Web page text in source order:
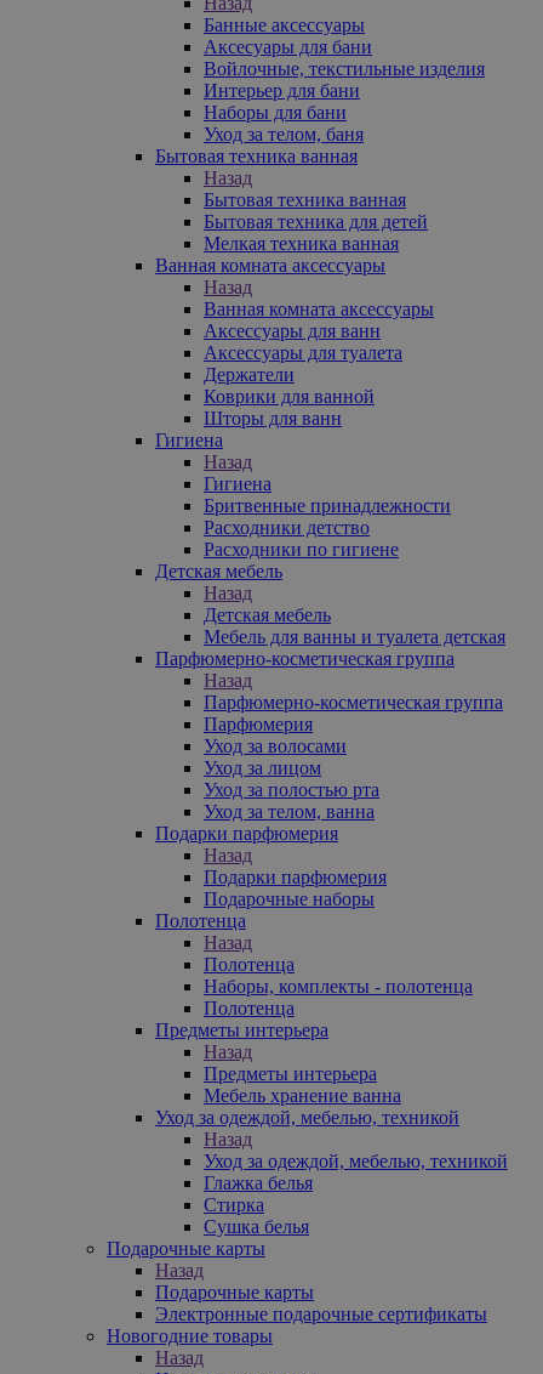
Банные аксессуары
Аксесуары для бани
Войлочные, текстильные изделия
Интерьер для бани
Наборы для бани
Уход за телом, баня
Бытовая техника ванная
Назад
Бытовая техника ванная
Бытовая техника для детей
Мелкая техника ванная
Ванная комната аксессуары
Назад
Ванная комната аксессуары
Аксессуары для ванн
Аксессуары для туалета
Держатели
Коврики для ванной
Шторы для ванн
Гигиена
Назад
Гигиена
Бритвенные принадлежности
Расходники детство
Расходники по гигиене
Детская мебель
Назад
Детская мебель
Мебель для ванны и туалета детская
Парфюмерно-косметическая группа
Назад
Парфюмерно-косметическая группа
Парфюмерия
Уход за волосами
Уход за лицом
Уход за полостью рта
Уход за телом, ванна
Подарки парфюмерия
Назад
Подарки парфюмерия
Подарочные наборы
Полотенца
Назад
Полотенца
Наборы, комплекты - полотенца
Полотенца
Предметы интерьера
Назад
Предметы интерьера
Мебель хранение ванна
Уход за одеждой, мебелью, техникой
Назад
Уход за одеждой, мебелью, техникой
Глажка белья
Стирка
Сушка белья
Подарочные карты
Назад
Подарочные карты
Электронные подарочные сертификаты
Новогодние товары
Назад